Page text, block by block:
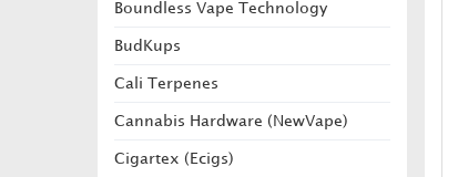
Boundless Vape Technology
BudKups
Cali Terpenes
Cannabis Hardware (NewVape)
Cigartex (Ecigs)